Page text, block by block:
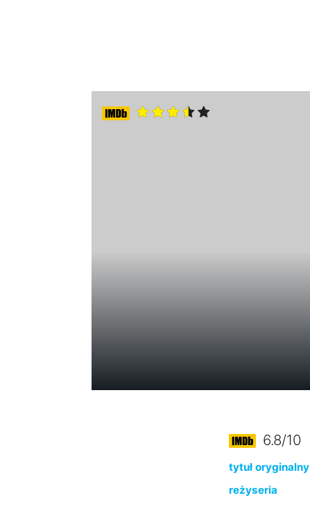
6.8/10
tytuł oryginalny
reżyseria